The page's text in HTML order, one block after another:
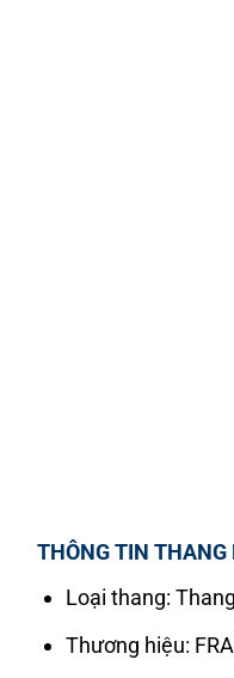
THÔNG TIN THANG
Loại thang:
Thương hiệu: